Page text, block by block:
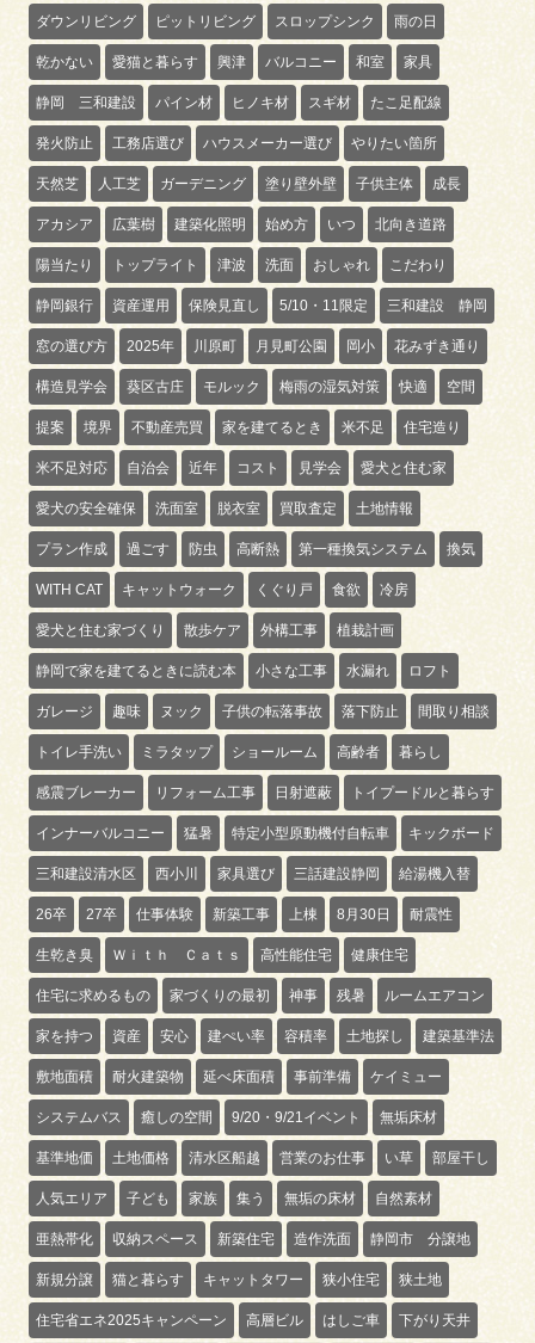
ダウンリビング ピットリビング スロップシンク 雨の日
乾かない 愛猫と暮らす 興津 バルコニー 和室 家具
静岡 三和建設 パイン材 ヒノキ材 スギ材 たこ足配線
発火防止 工務店選び ハウスメーカー選び やりたい箇所
天然芝 人工芝 ガーデニング 塗り壁外壁 子供主体 成長
アカシア 広葉樹 建築化照明 始め方 いつ 北向き道路
陽当たり トップライト 津波 洗面 おしゃれ こだわり
静岡銀行 資産運用 保険見直し 5/10・11限定 三和建設 静岡
窓の選び方 2025年 川原町 月見町公園 岡小 花みずき通り
構造見学会 葵区古庄 モルック 梅雨の湿気対策 快適 空間
提案 境界 不動産売買 家を建てるとき 米不足 住宅造り
米不足対応 自治会 近年 コスト 見学会 愛犬と住む家
愛犬の安全確保 洗面室 脱衣室 買取査定 土地情報
プラン作成 過ごす 防虫 高断熱 第一種換気システム 換気
WITH CAT キャットウォーク くぐり戸 食欲 冷房
愛犬と住む家づくり 散歩ケア 外構工事 植栽計画
静岡で家を建てるときに読む本 小さな工事 水漏れ ロフト
ガレージ 趣味 ヌック 子供の転落事故 落下防止 間取り相談
トイレ手洗い ミラタップ ショールーム 高齢者 暮らし
感震ブレーカー リフォーム工事 日射遮蔽 トイプードルと暮らす
インナーバルコニー 猛暑 特定小型原動機付自転車 キックボード
三和建設清水区 西小川 家具選び 三話建設静岡 給湯機入替
26卒 27卒 仕事体験 新築工事 上棟 8月30日 耐震性
生乾き臭 Ｗｉｔｈ Ｃａｔｓ 高性能住宅 健康住宅
住宅に求めるもの 家づくりの最初 神事 残暑 ルームエアコン
家を持つ 資産 安心 建ぺい率 容積率 土地探し 建築基準法
敷地面積 耐火建築物 延べ床面積 事前準備 ケイミュー
システムバス 癒しの空間 9/20・9/21イベント 無垢床材
基準地価 土地価格 清水区船越 営業のお仕事 い草 部屋干し
人気エリア 子ども 家族 集う 無垢の床材 自然素材
亜熱帯化 収納スペース 新築住宅 造作洗面 静岡市 分譲地
新規分譲 猫と暮らす キャットタワー 狭小住宅 狭土地
住宅省エネ2025キャンペーン 高層ビル はしご車 下がり天井